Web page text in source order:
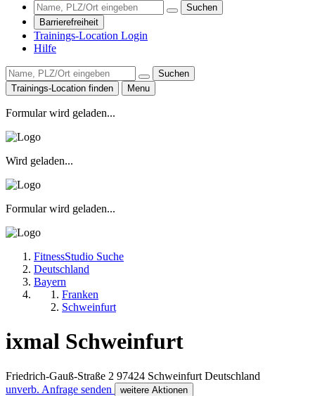
Suchen
Barrierefreiheit
Trainings-Location Login
Hilfe
Suchen
Trainings-Location finden
Menu
Formular wird geladen...
Wird geladen...
Formular wird geladen...
FitnessStudio Suche
Deutschland
Bayern
Franken
Schweinfurt
ixmal Schweinfurt
Friedrich-Gauß-Straße 2 97424 Schweinfurt Deutschland
unverb. Anfrage senden
weitere Aktionen